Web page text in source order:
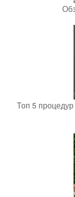
Топ 5